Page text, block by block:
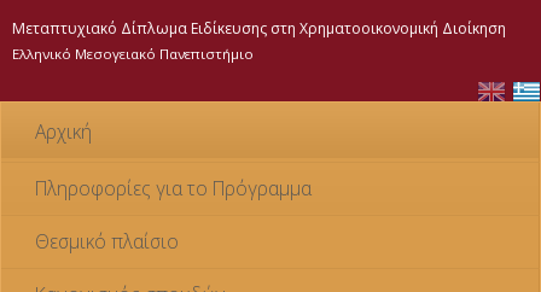
Μεταπτυχιακό Δίπλωμα Ειδίκευσης στη Χρηματοοικονομική Διοίκηση
Ελληνικό Μεσογειακό Πανεπιστήμιο
Αρχική
Πληροφορίες για το Πρόγραμμα
Θεσμικό πλαίσιο